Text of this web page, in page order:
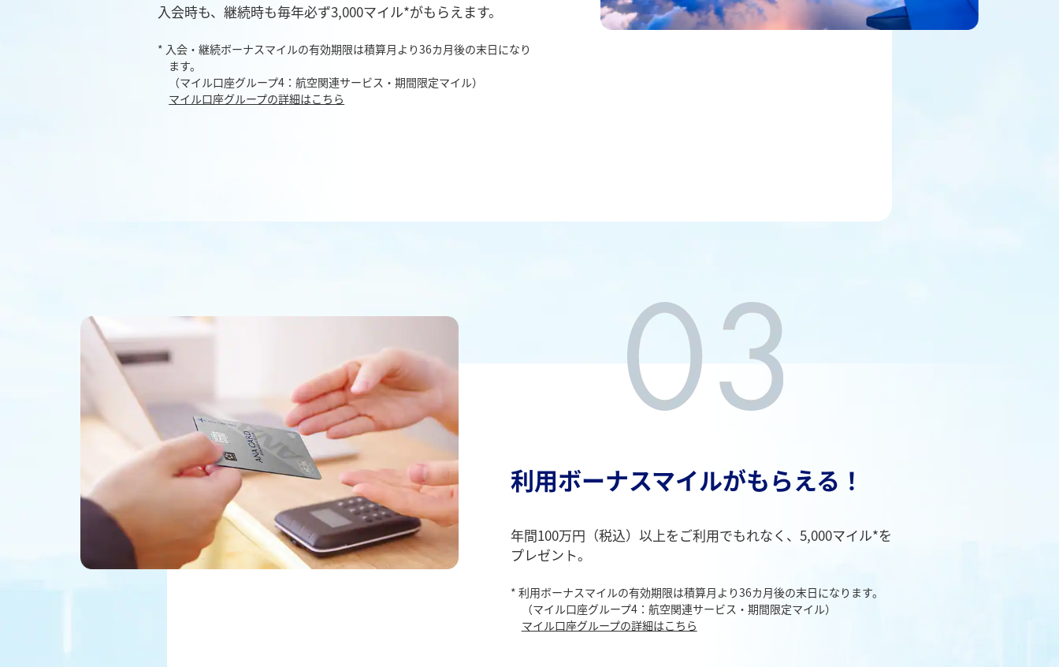
入会時も、継続時も毎年必ず3,000マイル*がもらえます。
* 入会・継続ボーナスマイルの有効期限は積算月より36カ月後の末日になり
ます。
（マイル口座グループ4：航空関連サービス・期間限定マイル）
マイル口座グループの詳細はこちら
利用ボーナスマイルがもらえる！
年間100万円（税込）以上をご利用でもれなく、5,000マイル*を
プレゼント。
* 利用ボーナスマイルの有効期限は積算月より36カ月後の末日になります。
（マイル口座グループ4：航空関連サービス・期間限定マイル）
マイル口座グループの詳細はこちら